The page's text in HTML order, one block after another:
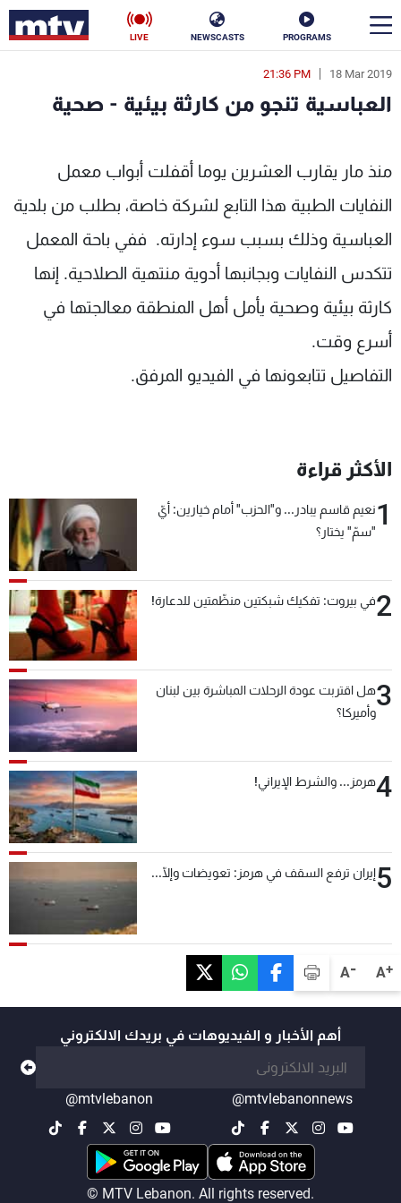
PROGRAMS
NEWSCASTS
LIVE
A+
A-
18 Mar 2019
21:36 PM
العباسية تنجو من كارثة بيئية - صحية
منذ مار يقارب العشرين يوما أقفلت أبواب معمل
النفايات الطبية هذا التابع لشركة خاصة، بطلب من بلدية
العباسية وذلك بسبب سوء إدارته. ففي باحة المعمل
تتكدس النفايات وبجانبها أدوية منتهية الصلاحية. إنها
كارثة بيئية وصحية يأمل أهل المنطقة معالجتها في
أسرع وقت.
التفاصيل تتابعونها في الفيديو المرفق.
الأكثر قراءة
1نعيم قاسم يبادر... و"الحزب" أمام خيارين: أيّ
"سمّ" يختار؟
2في بيروت: تفكيك شبكتين منظّمتين للدعارة!
3هل اقتربت عودة الرحلات المباشرة بين لبنان
وأميركا؟
4هرمز... والشرط الإيراني!
5إيران ترفع السقف في هرمز: تعويضات وإلّا...
أهم الأخبار و الفيديوهات في بريدك الالكتروني
@mtvlebanonnews
@mtvlebanon
© MTV Lebanon. All rights reserved.
en
الأخبار
سياسة ناس
إقتصاد فن
منوعات رياضة
كأس العالم
البرامج
عن MTV
الإنـتـاج
لاعلاناتكم
وظائف
تواصل معنا